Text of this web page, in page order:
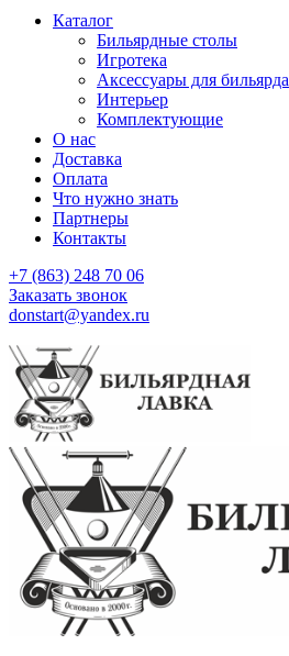
Каталог
Бильярдные столы
Игротека
Аксессуары для бильярда
Интерьер
Комплектующие
О нас
Доставка
Оплата
Что нужно знать
Партнеры
Контакты
+7 (863) 248 70 06
Заказать звонок
donstart@yandex.ru